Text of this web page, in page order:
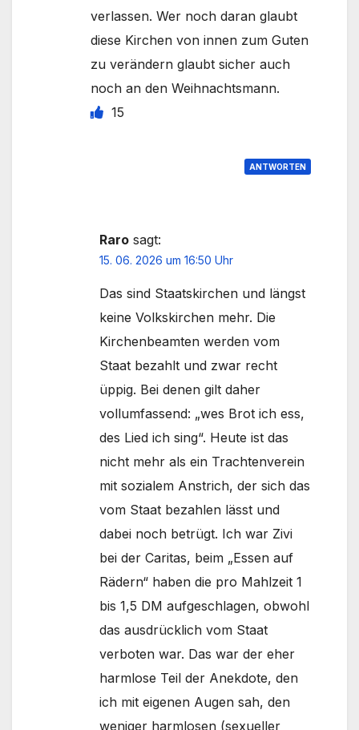
verlassen. Wer noch daran glaubt
diese Kirchen von innen zum Guten
zu verändern glaubt sicher auch
noch an den Weihnachtsmann.
15
ANTWORTEN
Raro sagt:
15. 06. 2026 um 16:50 Uhr
Das sind Staatskirchen und längst
keine Volkskirchen mehr. Die
Kirchenbeamten werden vom
Staat bezahlt und zwar recht
üppig. Bei denen gilt daher
vollumfassend: „wes Brot ich ess,
des Lied ich sing“. Heute ist das
nicht mehr als ein Trachtenverein
mit sozialem Anstrich, der sich das
vom Staat bezahlen lässt und
dabei noch betrügt. Ich war Zivi
bei der Caritas, beim „Essen auf
Rädern“ haben die pro Mahlzeit 1
bis 1,5 DM aufgeschlagen, obwohl
das ausdrücklich vom Staat
verboten war. Das war der eher
harmlose Teil der Anekdote, den
ich mit eigenen Augen sah, den
weniger harmlosen (sexueller